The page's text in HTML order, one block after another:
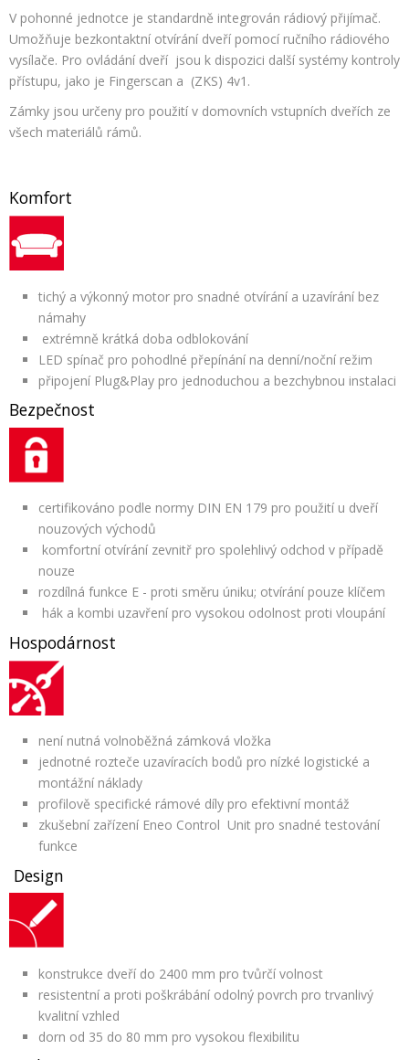
V pohonné jednotce je standardně integrován rádiový přijímač.
Umožňuje bezkontaktní otvírání dveří pomocí ručního rádiového
vysílače. Pro ovládání dveří jsou k dispozici další systémy kontroly
přístupu, jako je Fingerscan a (ZKS) 4v1.
Zámky jsou určeny pro použití v domovních vstupních dveřích ze
všech materiálů rámů.
Komfort
tichý a výkonný motor pro snadné otvírání a uzavírání bez
námahy
extrémně krátká doba odblokování
LED spínač pro pohodlné přepínání na denní/noční režim
připojení Plug&Play pro jednoduchou a bezchybnou instalaci
Bezpečnost
certifikováno podle normy DIN EN 179 pro použití u dveří
nouzových východů
komfortní otvírání zevnitř pro spolehlivý odchod v případě
nouze
rozdílná funkce E - proti směru úniku; otvírání pouze klíčem
hák a kombi uzavření pro vysokou odolnost proti vloupání
Hospodárnost
není nutná volnoběžná zámková vložka
jednotné rozteče uzavíracích bodů pro nízké logistické a
montážní náklady
profilově specifické rámové díly pro efektivní montáž
zkušební zařízení Eneo Control Unit pro snadné testování
funkce
Design
konstrukce dveří do 2400 mm pro tvůrčí volnost
resistentní a proti poškrábání odolný povrch pro trvanlivý
kvalitní vzhled
dorn od 35 do 80 mm pro vysokou flexibilitu